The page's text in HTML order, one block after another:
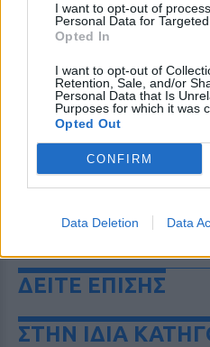
I want to opt-out of
Personal Data for Targeted
Opted In
I want to opt-out of
Retention, Sale, and/or
Personal Data that Is
Purposes for which it was
Opted Out
CONFIRM
Data Deletion Data
ΔΕΙΤΕ ΕΠΙΣΗΣ
ΣΤΗΝ ΙΔΙΑ